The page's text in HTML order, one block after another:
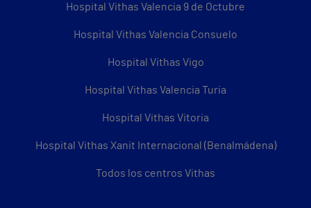
Hospital Vithas Valencia 9 de Octubre
Hospital Vithas Valencia Consuelo
Hospital Vithas Vigo
Hospital Vithas Valencia Turia
Hospital Vithas Vitoria
Hospital Vithas Xanit Internacional (Benalmádena)
Todos los centros Vithas